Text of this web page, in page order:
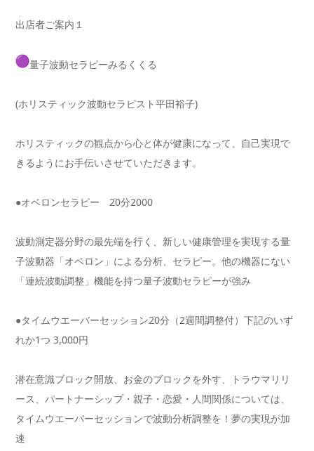
出店者ご案内１
量子波動セラピーみるくくる
(ホリスティック波動セラピスト平田裕子)
ホリスティックの観点から心と体が健康になって、
自己実現で
きるようにお手伝いさせていただきます。
●オベロンセラピー 20分2000
波動測定器分野の最先端を行く、 新しい健康管理を実現する量
子波動器「オベロン」による分析、 セラピー。他の機器にない
「連続波動調整」 機能を持つ量子波動セラピーが強み
●タイムウエーバーセッション20分（2週間調整付） 下記のいず
れか1つ 3,000円
潜在意識ブロック開放、お金のブロックを外す、
トラウマリリ
ース、パートナーシップ・親子・恋愛・ 人間関係については、
タイムウエーバーセッションで波動分析調整を！夢の実現が加
速